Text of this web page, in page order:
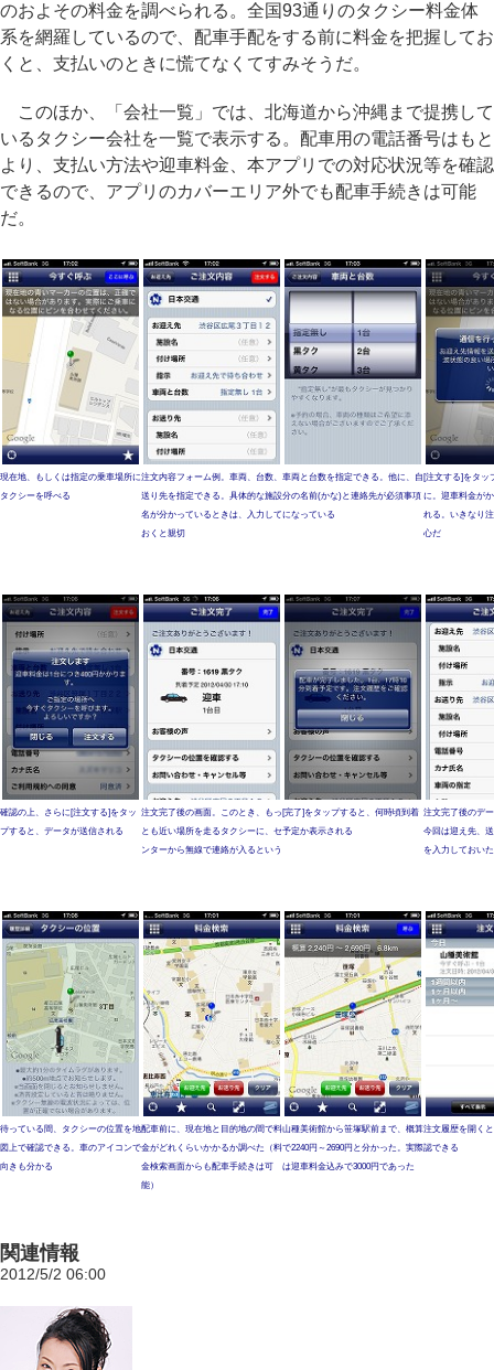
のおよその料金を調べられる。全国93通りのタクシー料金体
系を網羅しているので、配車手配をする前に料金を把握してお
くと、支払いのときに慌てなくてすみそうだ。
このほか、「会社一覧」では、北海道から沖縄まで提携して
いるタクシー会社を一覧で表示する。配車用の電話番号はもと
より、支払い方法や迎車料金、本アプリでの対応状況等を確認
できるので、アプリのカバーエリア外でも配車手続きは可能
だ。
現在地、もしくは指定の乗車場所に
タクシーを呼べる
注文内容フォーム例。車両、台数、
送り先を指定できる。具体的な施設
名が分かっているときは、入力して
おくと親切
車両と台数を指定できる。他に、自
分の名前(かな)と連絡先が必須事項
になっている
[注文する]をタッ
に。迎車料金が
れる。いきなり
心だ
確認の上、さらに[注文する]をタッ
プすると、データが送信される
注文完了後の画面。このとき、もっ
とも近い場所を走るタクシーに、セ
ンターから無線で連絡が入るという
[完了]をタップすると、何時頃到着
予定か表示される
注文完了後のデ
今回は迎え先、
を入力しておいた
待っている間、タクシーの位置を地
図上で確認できる。車のアイコンで
向きも分かる
配車前に、現在地と目的地の間で料
金がどれくらいかかるか調べた（料
金検索画面からも配車手続きは可
能）
山種美術館から笹塚駅前まで、概算
で2240円～2690円と分かった。実際
は迎車料金込みで3000円であった
注文履歴を開く
認できる
関連情報
2012/5/2 06:00